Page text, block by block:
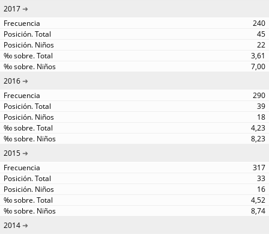
2017
240
45
22
3,61
7,00
2016
290
39
18
4,23
8,23
2015
317
33
16
4,52
8,74
2014